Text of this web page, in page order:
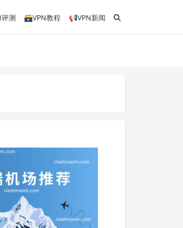
测 🗃VPN教程 📢VPN新闻